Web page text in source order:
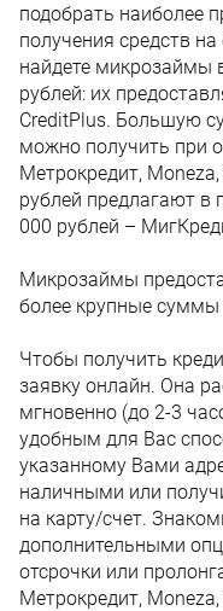
подобрать наиболее
получения средств
найдете микрозаймы
рублей: их
CreditPlus. Большую
можно получить при
Метрокредит,
рублей предлагают
000 рублей –
Микрозаймы
более крупные суммы
Чтобы получить
заявку онлайн. Она
мгновенно (до 2-3
удобным для Вас
указанному Вами
наличными или
на карту/счет.
дополнительными
отсрочки или
Метрокредит,